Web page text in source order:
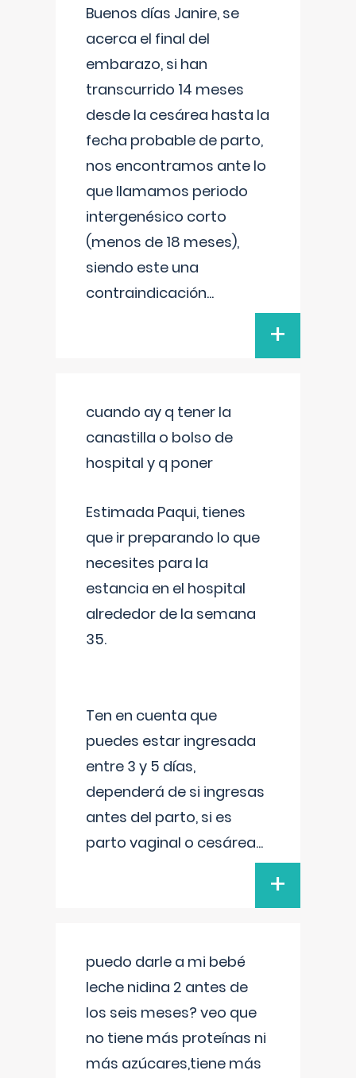
Buenos días Janire, se
acerca el final del
embarazo, si han
transcurrido 14 meses
desde la cesárea hasta la
fecha probable de parto,
nos encontramos ante lo
que llamamos periodo
intergenésico corto
(menos de 18 meses),
siendo este una
contraindicación...
+
cuando ay q tener la
canastilla o bolso de
hospital y q poner
Estimada Paqui, tienes
que ir preparando lo que
necesites para la
estancia en el hospital
alrededor de la semana
35.
Ten en cuenta que
puedes estar ingresada
entre 3 y 5 días,
dependerá de si ingresas
antes del parto, si es
parto vaginal o cesárea...
+
puedo darle a mi bebé
leche nidina 2 antes de
los seis meses? veo que
no tiene más proteínas ni
más azúcares,tiene más